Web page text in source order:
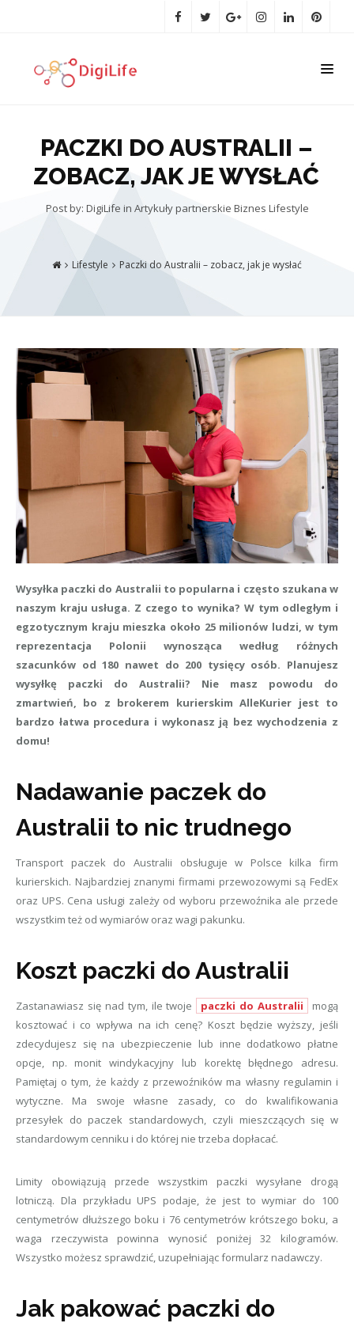
PACZKI DO AUSTRALII –
ZOBACZ, JAK JE WYSŁAĆ
Post by: DigiLife in Artykuły partnerskie Biznes Lifestyle
Lifestyle Paczki do Australii – zobacz, jak je wysłać
Wysyłka paczki do Australii to popularna i często szukana w
naszym kraju usługa. Z czego to wynika? W tym odległym i
egzotycznym kraju mieszka około 25 milionów ludzi, w tym
reprezentacja Polonii wynosząca według różnych
szacunków od 180 nawet do 200 tysięcy osób. Planujesz
wysyłkę paczki do Australii? Nie masz powodu do
zmartwień, bo z brokerem kurierskim AlleKurier jest to
bardzo łatwa procedura i wykonasz ją bez wychodzenia z
domu!
Nadawanie paczek do
Australii to nic trudnego
Transport paczek do Australii obsługuje w Polsce kilka firm
kurierskich. Najbardziej znanymi firmami przewozowymi są FedEx
oraz UPS. Cena usługi zależy od wyboru przewoźnika ale przede
wszystkim też od wymiarów oraz wagi pakunku.
Koszt paczki do Australii
Zastanawiasz się nad tym, ile twoje paczki do Australii
mogą
kosztować i co wpływa na ich cenę? Koszt będzie wyższy, jeśli
zdecydujesz się na ubezpieczenie lub inne dodatkowo płatne
opcje, np. monit windykacyjny lub korektę błędnego adresu.
Pamiętaj o tym, że każdy z przewoźników ma własny regulamin i
wytyczne. Ma swoje własne zasady, co do kwalifikowania
przesyłek do paczek standardowych, czyli mieszczących się w
standardowym cenniku i do której nie trzeba dopłacać.
Limity obowiązują przede wszystkim paczki wysyłane drogą
lotniczą. Dla przykładu UPS podaje, że jest to wymiar do 100
centymetrów dłuższego boku i 76 centymetrów krótszego boku, a
waga rzeczywista powinna wynosić poniżej 32 kilogramów.
Wszystko możesz sprawdzić, uzupełniając formularz nadawczy.
Jak pakować paczki do